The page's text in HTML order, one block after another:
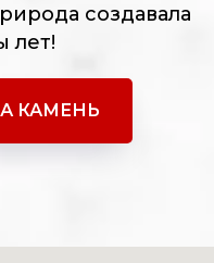
создавала
лет!
КАМЕНЬ